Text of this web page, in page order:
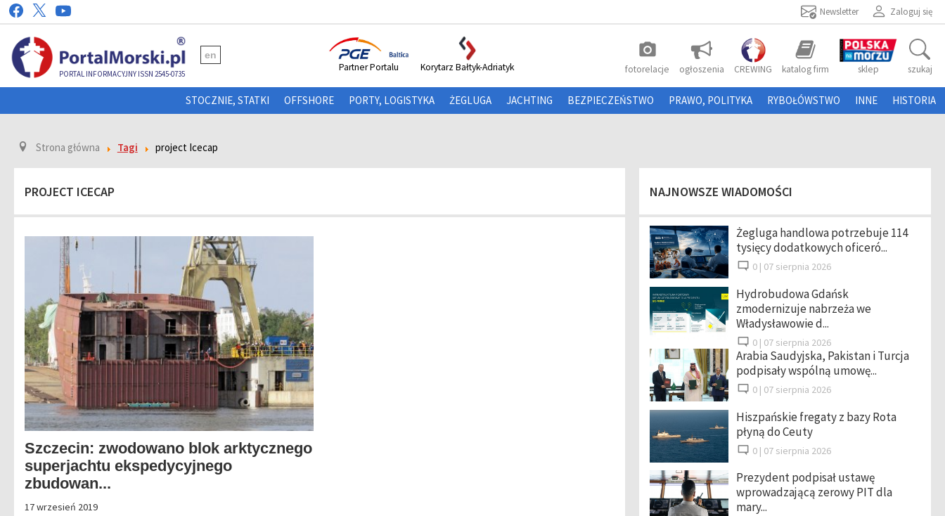
Zaloguj się
Newsletter
PORTAL INFORMACYJNY ISSN 2545-0735
en photo_camera
fotorelacje ogłoszenia CREWING katalog firm sklep szukaj
Partner Portalu Korytarz Bałtyk-Adriatyk
STOCZNIE, STATKI OFFSHORE PORTY, LOGISTYKA ŻEGLUGA JACHTING BEZPIECZEŃSTWO PRAWO, POLITYKA RYBOŁÓWSTWO INNE HISTORIA
Strona główna Tagi project Icecap
PROJECT ICECAP
Szczecin: zwodowano blok arktycznego
superjachtu ekspedycyjnego
zbudowan...
17 wrzesień 2019
NAJNOWSZE WIADOMOŚCI
Żegluga handlowa potrzebuje 114
tysięcy dodatkowych oficeró...
0 | 07 sierpnia 2026
Hydrobudowa Gdańsk
zmodernizuje nabrzeża we
Władysławowie d...
0 | 07 sierpnia 2026
Arabia Saudyjska, Pakistan i Turcja
podpisały wspólną umowę...
0 | 07 sierpnia 2026
Hiszpańskie fregaty z bazy Rota
płyną do Ceuty
0 | 07 sierpnia 2026
Prezydent podpisał ustawę
wprowadzającą zerowy PIT dla
mary...